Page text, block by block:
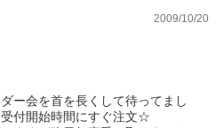
2009/10/20
ー会を首を長くして待ってまし
付開始時間にすぐ注文☆